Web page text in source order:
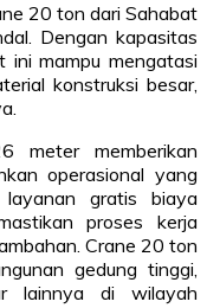
20 ton dari Sahabat
Dengan kapasitas
ini mampu mengatasi
konstruksi besar,
meter memberikan
operasional yang
gratis biaya
proses kerja
Crane 20 ton
gedung tinggi,
lainnya di wilayah